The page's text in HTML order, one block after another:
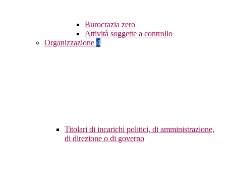
Burocrazia zero
Attività soggette a controllo
Organizzazione 4
Titolari di incarichi politici, di amministrazione,
di direzione o di governo